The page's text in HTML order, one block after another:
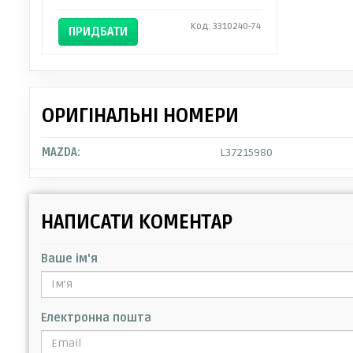
ПРИДБАТИ Код: 3310240-74
ОРИГІНАЛЬНІ НОМЕРИ
MAZDA: L37215980
НАПИСАТИ КОМЕНТАР
Ваше ім'я
Електронна пошта